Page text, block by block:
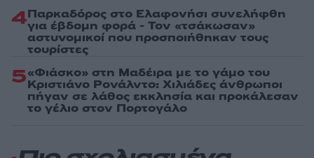
4Παρκαδόρος στο Ελαφονήσι συνελήφθη
για έβδομη φορά - Τον «τσάκωσαν»
αστυνομικοί που προσποιήθηκαν τους
τουρίστες
5«Φιάσκο» στη Μαδέιρα με το γάμο του
Κριστιάνο Ρονάλντο: Χιλιάδες άνθρωποι
πήγαν σε λάθος εκκλησία και προκάλεσαν
το γέλιο στον Πορτογάλο